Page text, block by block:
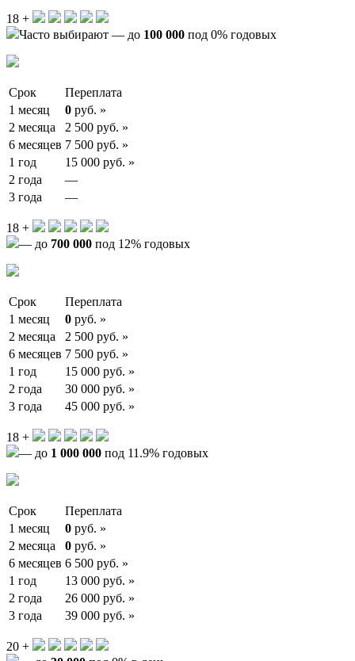
18 +
Часто выбирают — до 100 000 под 0% годовых
Срок
Переплата
1 месяц
0 руб. »
2 месяца
2 500 руб. »
6 месяцев 7 500 руб. »
1 год
15 000 руб. »
2 года
—
3 года
—
18 +
— до 700 000 под 12% годовых
Срок
Переплата
1 месяц
0 руб. »
2 месяца
2 500 руб. »
6 месяцев 7 500 руб. »
1 год
15 000 руб. »
2 года
30 000 руб. »
3 года
45 000 руб. »
18 +
— до 1 000 000 под 11.9% годовых
Срок
Переплата
1 месяц
0 руб. »
2 месяца
0 руб. »
6 месяцев 6 500 руб. »
1 год
13 000 руб. »
2 года
26 000 руб. »
3 года
39 000 руб. »
20 +